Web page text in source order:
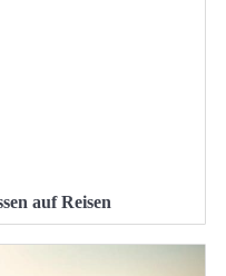
auf Reisen